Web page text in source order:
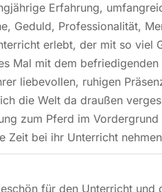
Erfahrung,
Geduld, Professionalität,
erlebt, der mit so viel
Mal mit dem
liebevollen, ruhigen
die Welt da draußen
zum Pferd im
Zeit bei ihr Unterricht
für den Unterricht